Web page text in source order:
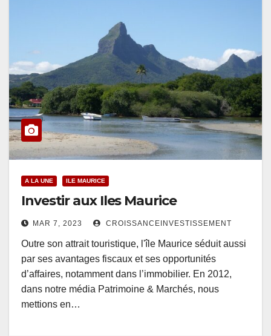
A LA UNE ILE MAURICE
Investir aux Iles Maurice
MAR 7, 2023 CROISSANCEINVESTISSEMENT
Outre son attrait touristique, l'île Maurice séduit aussi
par ses avantages fiscaux et ses opportunités
d’affaires, notamment dans l’immobilier. En 2012,
dans notre média Patrimoine & Marchés, nous
mettions en…